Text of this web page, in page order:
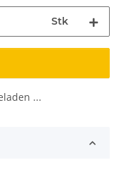
Stk
...